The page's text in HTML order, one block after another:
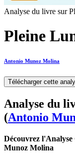
Analyse du livre sur
Pleine
Antonio Munoz Molina
Télécharger cette
Analyse du
(Antonio
Découvrez
Munoz Molina